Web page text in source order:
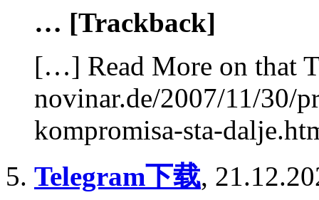
… [Trackback]
[…] Read More on that
novinar.de/2007/11/30/
kompromisa-sta-
Telegram下载,